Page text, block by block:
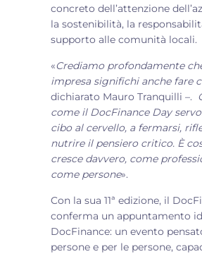
concreto dell’attenzione
la sostenibilità, la
supporto alle comunità locali.
«Crediamo profondamente
impresa significhi anche fare
dichiarato Mauro Tranquilli –.
come il DocFinance Day
cibo al cervello, a fermarsi,
nutrire il pensiero critico. È
cresce davvero, come
come persone».
Con la sua 11ª edizione, il
conferma un appuntamento
DocFinance: un evento
persone e per le persone,